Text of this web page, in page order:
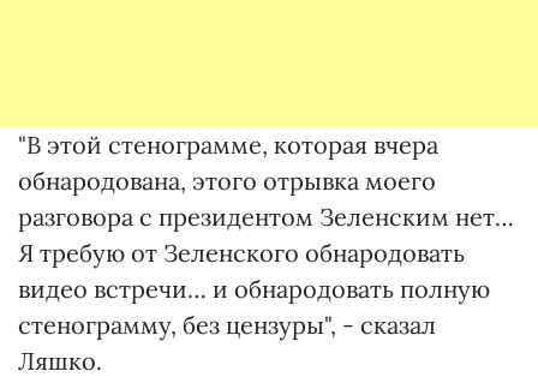
"В этой стенограмме, которая вчера
обнародована, этого отрывка моего
разговора с президентом Зеленским нет…
Я требую от Зеленского обнародовать
видео встречи… и обнародовать полную
стенограмму, без цензуры", - сказал
Ляшко.